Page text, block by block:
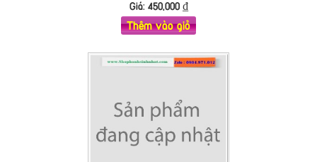
Giá: 450,000₫
Thêm vào giỏ